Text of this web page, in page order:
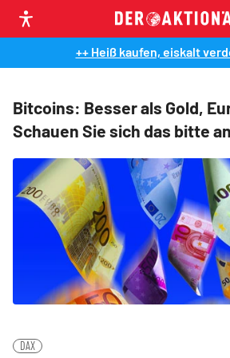
++ Heiß kaufen, eiskalt
Bitcoins: Besser als Gold,
Schauen Sie sich das bitte an
DAX